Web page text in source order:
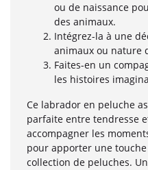
ou de naissance
des animaux.
Intégrez-la à une
animaux ou nature
Faites-en un
les histoires
Ce labrador en peluche
parfaite entre tendresse
accompagner les
pour apporter une
collection de peluches.